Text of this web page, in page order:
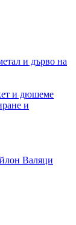
и дърво на
и дюшеме
и
Валяци